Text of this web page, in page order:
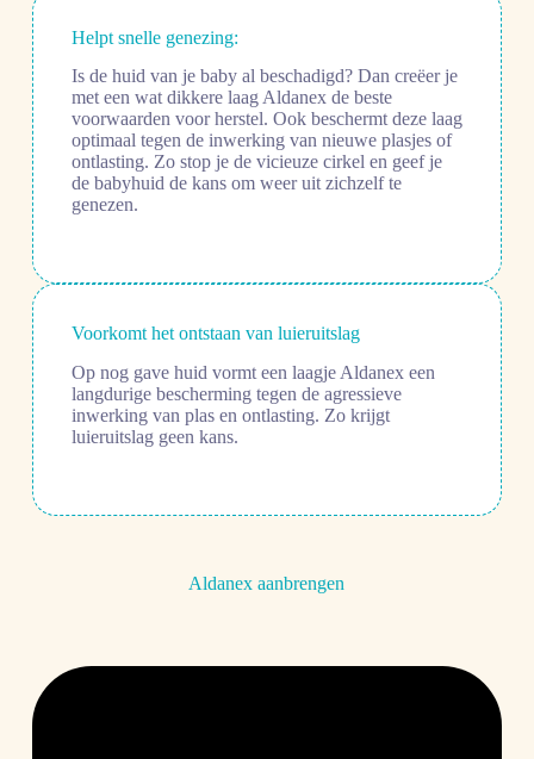
Helpt snelle genezing:
Is de huid van je baby al beschadigd? Dan creëer je
met een wat dikkere laag Aldanex de beste
voorwaarden voor herstel. Ook beschermt deze laag
optimaal tegen de inwerking van nieuwe plasjes of
ontlasting. Zo stop je de vicieuze cirkel en geef je
de babyhuid de kans om weer uit zichzelf te
genezen.
Voorkomt het ontstaan van luieruitslag
Op nog gave huid vormt een laagje Aldanex een
langdurige bescherming tegen de agressieve
inwerking van plas en ontlasting. Zo krijgt
luieruitslag geen kans.
Aldanex aanbrengen